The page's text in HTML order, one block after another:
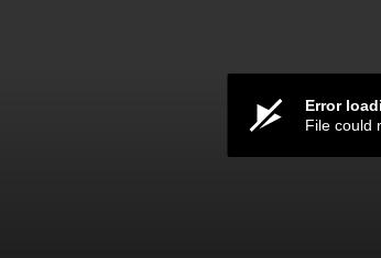
Error
File could